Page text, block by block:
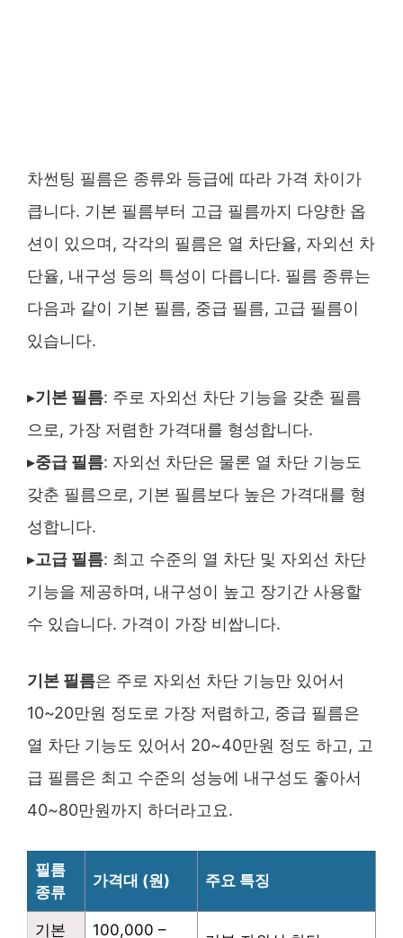
차썬팅 필름은 종류와 등급에 따라 가격 차이가
큽니다. 기본 필름부터 고급 필름까지 다양한 옵
션이 있으며, 각각의 필름은 열 차단율, 자외선 차
단율, 내구성 등의 특성이 다릅니다. 필름 종류는
다음과 같이 기본 필름, 중급 필름, 고급 필름이
있습니다.
▸기본 필름: 주로 자외선 차단 기능을 갖춘 필름
으로, 가장 저렴한 가격대를 형성합니다.
▸중급 필름: 자외선 차단은 물론 열 차단 기능도
갖춘 필름으로, 기본 필름보다 높은 가격대를 형
성합니다.
▸고급 필름: 최고 수준의 열 차단 및 자외선 차단
기능을 제공하며, 내구성이 높고 장기간 사용할
수 있습니다. 가격이 가장 비쌉니다.
기본 필름은 주로 자외선 차단 기능만 있어서
10~20만원 정도로 가장 저렴하고, 중급 필름은
열 차단 기능도 있어서 20~40만원 정도 하고, 고
급 필름은 최고 수준의 성능에 내구성도 좋아서
40~80만원까지 하더라고요.
필름
종류
가격대 (원) 주요 특징
기본
100,000 –